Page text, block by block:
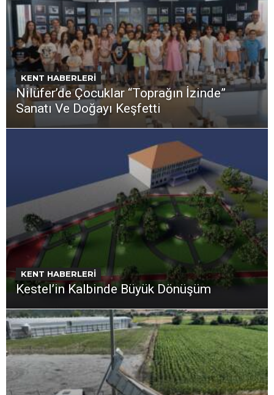
KENT HABERLERİ
Nilüfer’de Çocuklar “Toprağın İzinde”
Sanatı Ve Doğayı Keşfetti
KENT HABERLERİ
Kestel’in Kalbinde Büyük Dönüşüm